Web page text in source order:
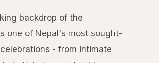
backdrop of the
one of Nepal's most sought-
- from intimate